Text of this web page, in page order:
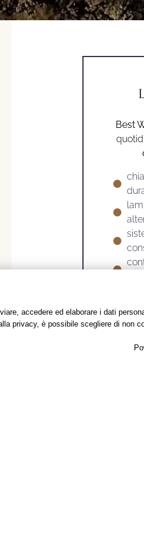
Best
accedere ed elaborare i dati
privacy, è possibile scegliere di non